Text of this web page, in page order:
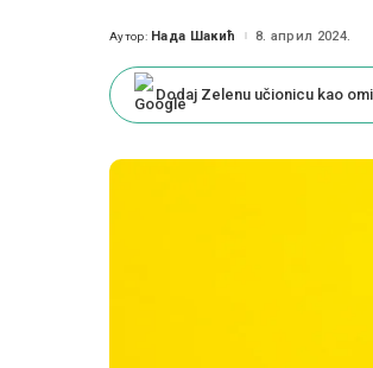
Posted
Аутор: Нада Шакић 8. април 2024.
Dodaj Zelenu učionicu kao